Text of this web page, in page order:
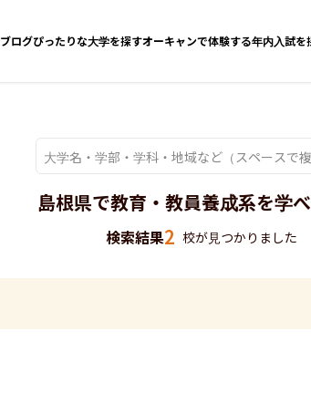
ブログぴったりな大学を探すオーキャンで体験する年内入試を
島根県で教育・教員養成系を学
検索結果2 校が見つかりました